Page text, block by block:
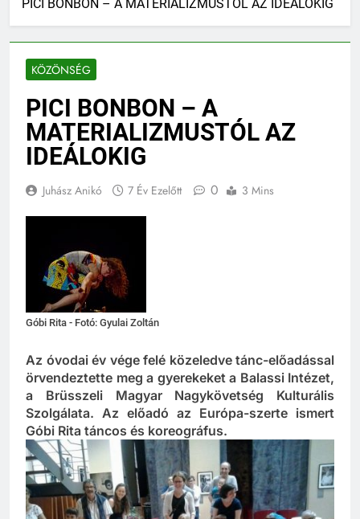
KÖZÖNSÉG
PICI BONBON – A
MATERIALIZMUSTÓL AZ
IDEÁLOKIG
Az óvodai év vége felé közeledve tánc-előadással
örvendeztette meg a gyerekeket a Balassi Intézet,
a Brüsszeli Magyar Nagykövetség Kulturális
Szolgálata. Az előadó az Európa-szerte ismert
Góbi Rita táncos és koreográfus.